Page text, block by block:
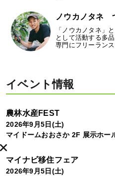
ノウカノタネ
「ノウカノタネ」
として活動する多
専門にフリーラン
イベント情報
農林水産FEST
2026年9月5日(土)
マイドームおおさか 2F 展示ホー
マイナビ移住フェア
2026年9月5日(土)